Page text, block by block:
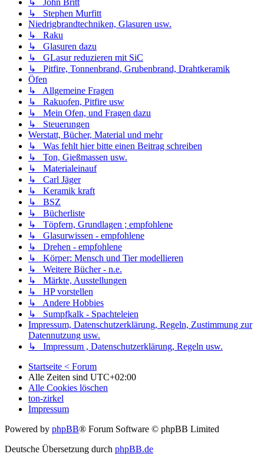
↳ Stephen Murfitt
Niedrigbrandtechniken, Glasuren usw.
↳ Raku
↳ Glasuren dazu
↳ GLasur reduzieren mit SiC
↳ Pitfire, Tonnenbrand, Grubenbrand, Drahtkeramik
Öfen
↳ Allgemeine Fragen
↳ Rakuofen, Pitfire usw
↳ Mein Ofen, und Fragen dazu
↳ Steuerungen
Werstatt, Bücher, Material und mehr
↳ Was fehlt hier bitte einen Beitrag schreiben
↳ Ton, Gießmassen usw.
↳ Materialeinauf
↳ Carl Jäger
↳ Keramik kraft
↳ BSZ
↳ Bücherliste
↳ Töpfern, Grundlagen ; empfohlene
↳ Glasurwissen - empfohlene
↳ Drehen - empfohlene
↳ Körper: Mensch und Tier modellieren
↳ Weitere Bücher - n.e.
↳ Märkte, Ausstellungen
↳ HP vorstellen
↳ Andere Hobbies
↳ Sumpfkalk - Spachteleien
Impressum, Datenschutzerklärung, Regeln, Zustimmung zur
Datennutzung usw.
↳ Impressum , Datenschutzerklärung, Regeln usw.
Startseite < Forum
Alle Zeiten sind UTC+02:00
Alle Cookies löschen
ton-zirkel
Impressum
Powered by phpBB® Forum Software © phpBB Limited
Deutsche Übersetzung durch phpBB.de